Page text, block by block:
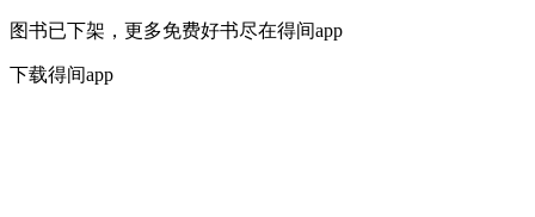
图书已下架，更多免费好书尽在得间app
下载得间app